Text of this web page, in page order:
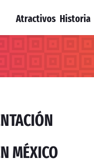
Atractivos Historia
MÉXICO